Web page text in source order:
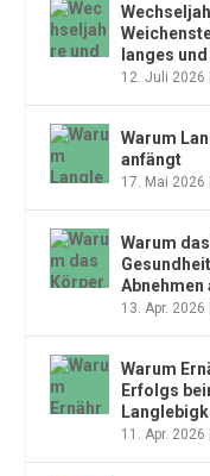
langes
12. Juli 2026
Warum
anfängt
17. Mai 2026
Warum
13. Apr. 2026
Warum
Erfolgs
11. Apr. 2026